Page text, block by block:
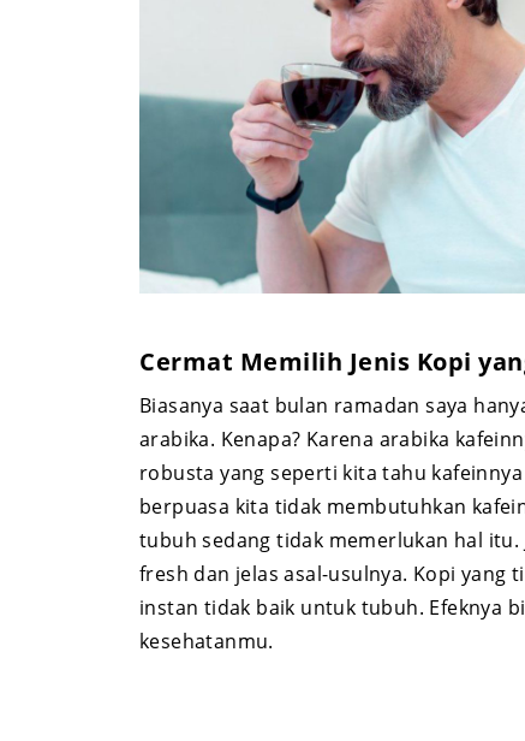
Cermat Memilih Jenis Kopi
Biasanya saat bulan ramadan saya
arabika. Kenapa? Karena arabika
robusta yang seperti kita tahu
berpuasa kita tidak membutuhkan
tubuh sedang tidak memerlukan hal itu.
fresh dan jelas asal-usulnya. Kopi yang
instan tidak baik untuk tubuh. Efeknya
kesehatanmu.